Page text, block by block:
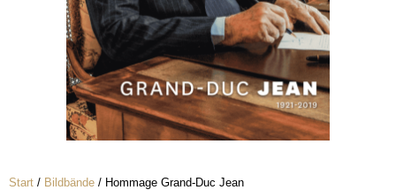
Start / Bildbände / Hommage Grand-Duc Jean